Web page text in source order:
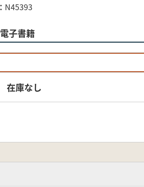
N45393
子書籍
在庫なし